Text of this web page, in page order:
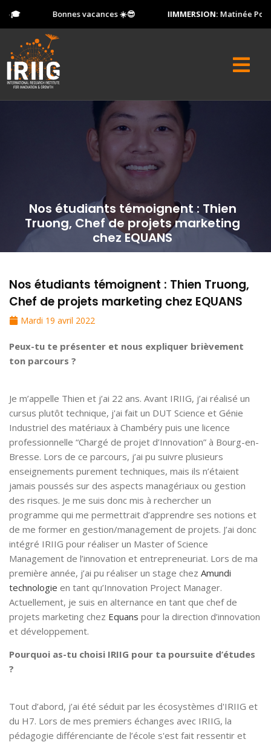
Bonnes vacances ☀️😎 IIMMERSION:Matinée Portes
Nos étudiants témoignent : Thien
Truong, Chef de projets marketing
chez EQUANS
Nos étudiants témoignent : Thien Truong,
Chef de projets marketing chez EQUANS
Mardi 19 avril 2022
Peux-tu te présenter et nous expliquer brièvement
ton parcours ?
Je m’appelle Thien et j’ai 22 ans. Avant IRIIG, j’ai réalisé un
cursus plutôt technique, j'ai fait un DUT Science et Génie
Industriel des matériaux à Chambéry puis une licence
professionnelle “Chargé de projet d’Innovation” à Bourg-en-
Bresse. Lors de ce parcours, j’ai pu suivre plusieurs
enseignements purement techniques, mais ils n’étaient
jamais poussés sur des aspects managériaux ou gestion
des risques. Je me suis donc mis à rechercher un
programme qui me permettrait d’apprendre ses notions et
de me former en gestion/management de projets. J’ai donc
intégré IRIIG pour réaliser un Master of Science
Management de l’innovation et entrepreneuriat. Lors de ma
première année, j’ai pu réaliser un stage chez Amundi
technologie en tant qu’Innovation Project Manager.
Actuellement, je suis en alternance en tant que chef de
projets marketing chez Equans pour la direction d’innovation
et développement.
Pourquoi as-tu choisi IRIIG pour ta poursuite d’études
?
Tout d’abord, j’ai été séduit par les écosystèmes d'IRIIG et
du H7. Lors de mes premiers échanges avec IRIIG, la
pédagogie différenciante de l’école s'est fait ressentir et